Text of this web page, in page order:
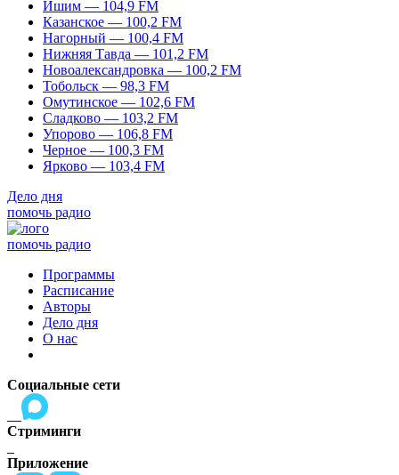
Ишим — 104,9 FM
Казанское — 100,2 FM
Нагорный — 100,4 FM
Нижняя Тавда — 101,2 FM
Новоалександровка — 100,2 FM
Тобольск — 98,3 FM
Омутинское — 102,6 FM
Сладково — 103,2 FM
Упорово — 106,8 FM
Черное — 100,3 FM
Ярково — 103,4 FM
Дело дня
помочь радио
помочь радио
Программы
Расписание
Авторы
Дело дня
О нас
Социальные сети
Стриминги
Приложение